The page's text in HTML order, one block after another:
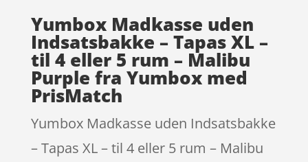
Yumbox Madkasse uden
Indsatsbakke – Tapas XL –
til 4 eller 5 rum – Malibu
Purple fra Yumbox med
PrisMatch
Yumbox Madkasse uden Indsatsbakke
– Tapas XL – til 4 eller 5 rum – Malibu